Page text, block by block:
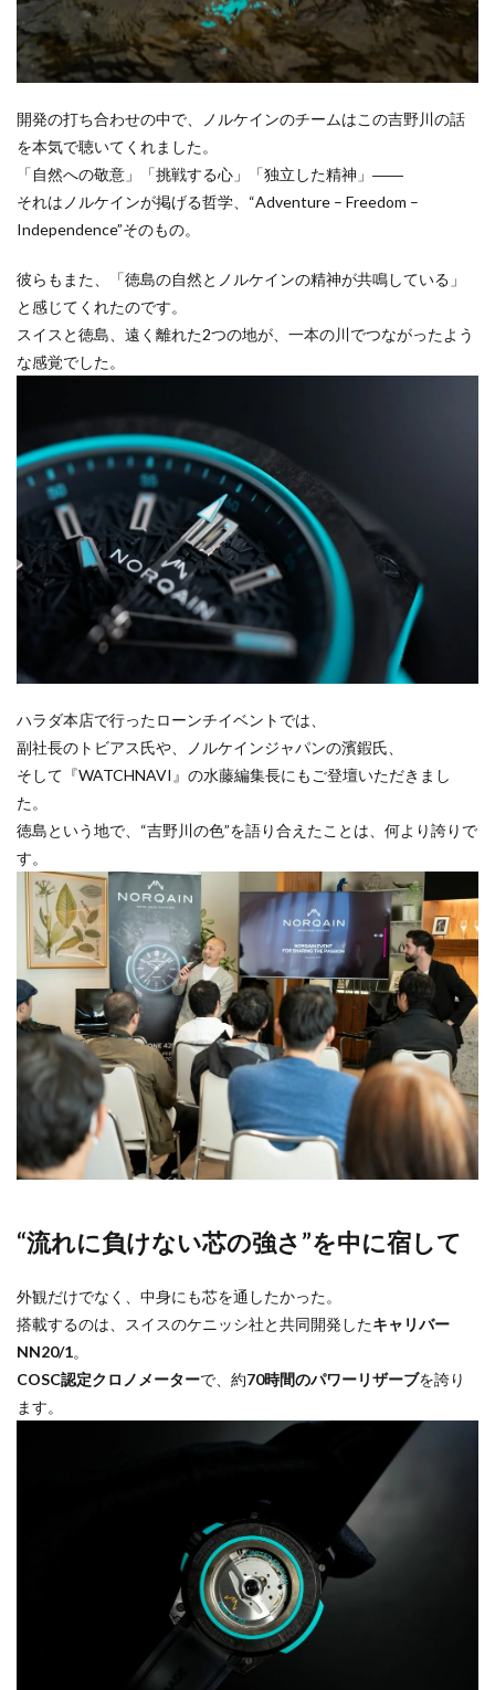
開発の打ち合わせの中で、ノルケインのチームはこの吉野川の話
を本気で聴いてくれました。
「自然への敬意」「挑戦する心」「独立した精神」――
それはノルケインが掲げる哲学、“Adventure – Freedom –
Independence”そのもの。
彼らもまた、「徳島の自然とノルケインの精神が共鳴している」
と感じてくれたのです。
スイスと徳島、遠く離れた2つの地が、一本の川でつながったよう
な感覚でした。
ハラダ本店で行ったローンチイベントでは、
副社長のトビアス氏や、ノルケインジャパンの濱鍜氏、
そして『WATCHNAVI』の水藤編集長にもご登壇いただきまし
た。
徳島という地で、“吉野川の色”を語り合えたことは、何より誇りで
す。
“流れに負けない芯の強さ”を中に宿して
外観だけでなく、中身にも芯を通したかった。
搭載するのは、スイスのケニッシ社と共同開発したキャリバー
NN20/1。
COSC認定クロノメーターで、約70時間のパワーリザーブを誇り
ます。